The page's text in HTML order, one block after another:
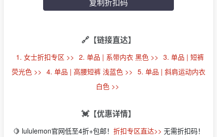
复制折扣码
🔗【链接直达】
1. 女士折扣专区 >> 2. 单品 | 系带内衣 黑色 >> 3. 单品 | 短裤
荧光色 >> 4. 单品 | 高腰短裤 浅蓝色 >> 5. 单品 | 斜肩运动内衣
白色 >>
💓【优惠详情】
🍋 lululemon官网低至4折+包邮！ 折扣专区直达>> 无需折扣码！